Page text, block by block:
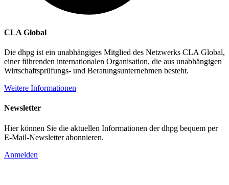
CLA Global
Die dhpg ist ein unabhängiges Mitglied des Netzwerks CLA Global,
einer führenden internationalen Organisation, die aus unabhängigen
Wirtschaftsprüfungs- und Beratungsunternehmen besteht.
Weitere Informationen
Newsletter
Hier können Sie die aktuellen Informationen der dhpg bequem per
E-Mail-Newsletter abonnieren.
Anmelden